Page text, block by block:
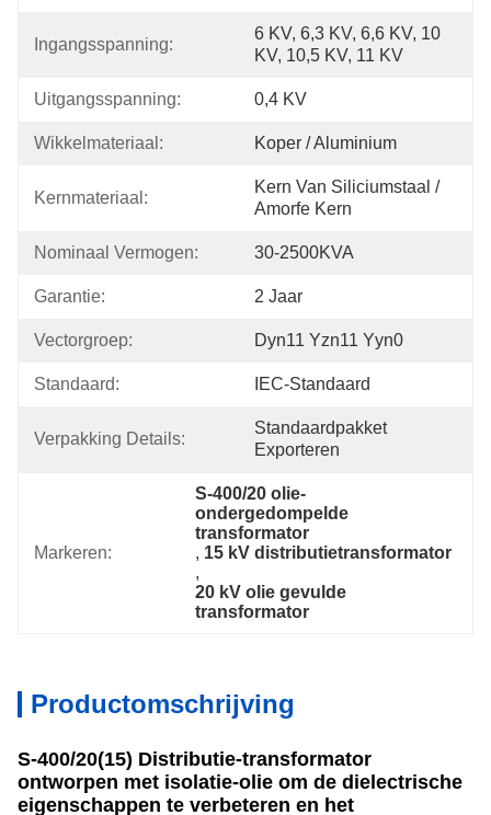
Ingangsspanning:
6 KV, 6,3 KV, 6,6 KV, 10
KV, 10,5 KV, 11 KV
Uitgangsspanning: 0,4 KV
Wikkelmateriaal: Koper / Aluminium
Kernmateriaal:
Kern Van Siliciumstaal /
Amorfe Kern
Nominaal Vermogen: 30-2500KVA
Garantie: 2 Jaar
Vectorgroep: Dyn11 Yzn11 Yyn0
Standaard: IEC-Standaard
Verpakking Details:
Standaardpakket
Exporteren
Markeren:
S-400/20 olie-
ondergedompelde
transformator
, 15 kV distributietransformator
,
20 kV olie gevulde
transformator
Productomschrijving
S-400/20(15) Distributie-transformator
ontworpen met isolatie-olie om de dielectrische
eigenschappen te verbeteren en het